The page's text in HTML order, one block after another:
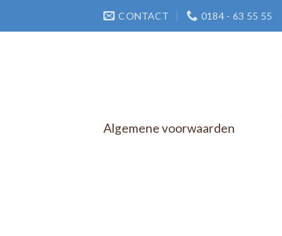
CONTACT 0184 - 63 55 55
Algemene voorwaarden